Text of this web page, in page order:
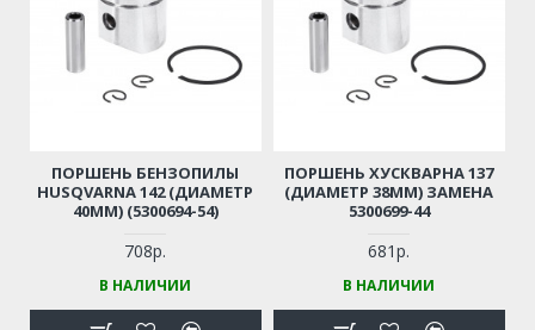
ПОРШЕНЬ БЕНЗОПИЛЫ
HUSQVARNA 142 (ДИАМЕТР
40ММ) (5300694-54)
708р.
В НАЛИЧИИ
ПОРШЕНЬ ХУСКВАРНА 137
(ДИАМЕТР 38ММ) ЗАМЕНА
5300699-44
681р.
В НАЛИЧИИ